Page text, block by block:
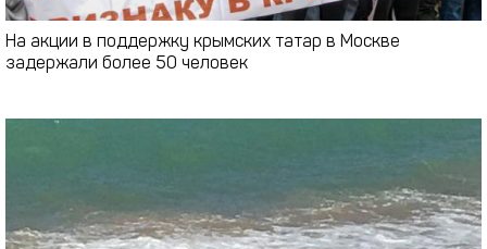
На акции в поддержку крымских татар в Москве
задержали более 50 человек